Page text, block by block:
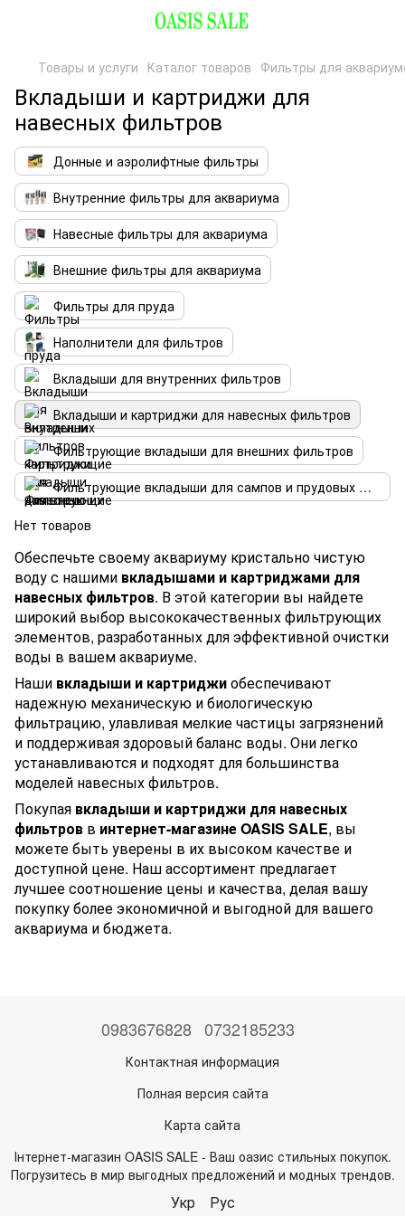
Товары и услуги Каталог товаров Фильтры для
Вкладыши и картриджи для
навесных фильтров
Донные и аэролифтные фильтры
Внутренние фильтры для аквариума
Навесные фильтры для аквариума
Внешние фильтры для аквариума
Фильтры для пруда
Наполнители для фильтров
Вкладыши для внутренних фильтров
Вкладыши и картриджи для навесных фильтров
Фильтрующие вкладыши для внешних фильтров
Фильтрующие вкладыши для сампов и прудовых фильтров
Нет товаров
Обеспечьте своему аквариуму кристально чистую
воду с нашими вкладышами и картриджами для
навесных фильтров. В этой категории вы найдете
широкий выбор высококачественных фильтрующих
элементов, разработанных для эффективной очистки
воды в вашем аквариуме.
Наши вкладыши и картриджиобеспечивают
надежную механическую и биологическую
фильтрацию, улавливая мелкие частицы загрязнений
и поддерживая здоровый баланс воды. Они легко
устанавливаются и подходят для большинства
моделей навесных фильтров.
Покупая вкладыши и картриджи для навесных
фильтров в интернет-магазине OASIS SALE, вы
можете быть уверены в их высоком качестве и
доступной цене. Наш ассортимент предлагает
лучшее соотношение цены и качества, делая вашу
покупку более экономичной и выгодной для вашего
аквариума и бюджета.
0983676828 0732185233
Контактная информация
Полная версия сайта
Карта сайта
Інтернет-магазин OASIS SALE - Ваш оазис стильных покупок.
Погрузитесь в мир выгодных предложений и модных трендов.
Укр Рус